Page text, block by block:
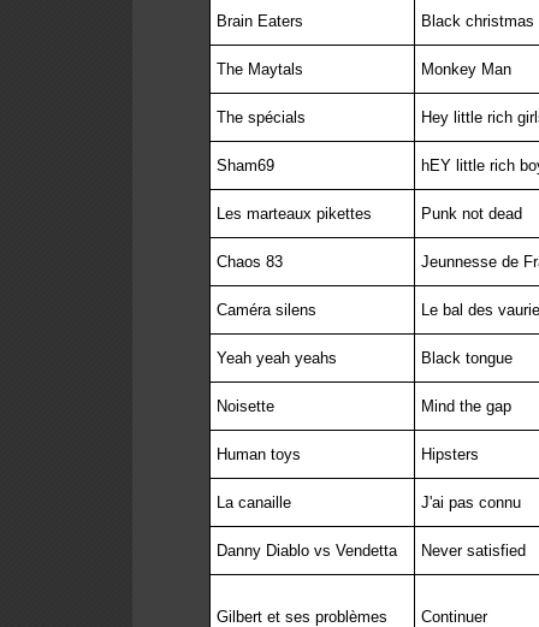
Brain Eaters Black christmas
The Maytals Monkey Man
The spécials Hey little rich
Sham69 hEY little rich
Les marteaux pikettes Punk not dead
Chaos 83 Jeunnesse de
Caméra silens Le bal des
Yeah yeah yeahs Black tongue
Noisette Mind the gap
Human toys Hipsters
La canaille J'ai pas connu
Danny Diablo vs Vendetta Never satisfied
Gilbert et ses problèmes Continuer